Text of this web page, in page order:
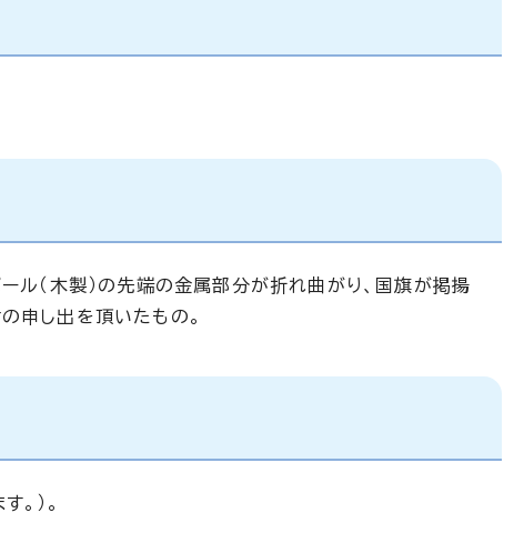
（木製）の先端の金属部分が折れ曲がり、国旗が掲揚
申し出を頂いたもの。
）。